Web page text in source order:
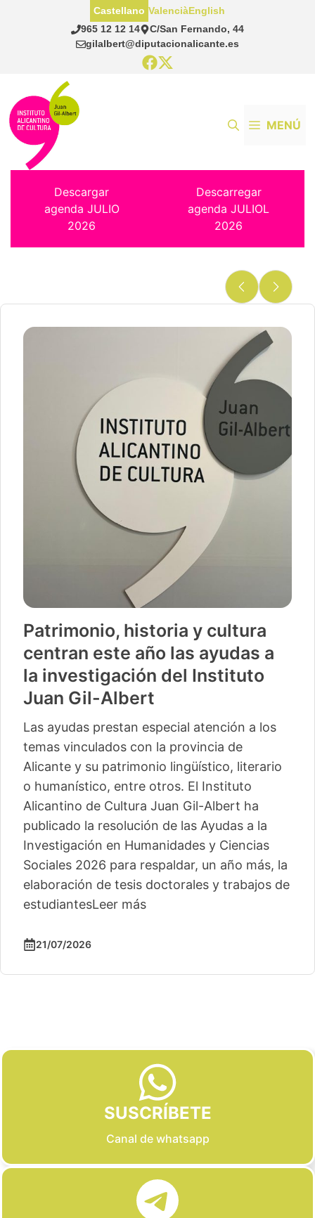
965 12 12 14
C/San Fernando, 44
gilalbert@diputacionalicante.es
Castellano ValenciàEnglish
MENÚ
Descargar
agenda JULIO
2026
Descarregar
agenda JULIOL
2026
Patrimonio, historia y cultura
centran este año las ayudas a
la investigación del Instituto
Juan Gil-Albert
Las ayudas prestan especial atención a los
temas vinculados con la provincia de
Alicante y su patrimonio lingüístico, literario
o humanístico, entre otros. El Instituto
Alicantino de Cultura Juan Gil-Albert ha
publicado la resolución de las Ayudas a la
Investigación en Humanidades y Ciencias
Sociales 2026 para respaldar, un año más, la
elaboración de tesis doctorales y trabajos de
estudiantesLeer más
21/07/2026
SUSCRÍBETE
Canal de whatsapp